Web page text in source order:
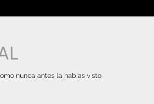
nunca antes la habías visto.